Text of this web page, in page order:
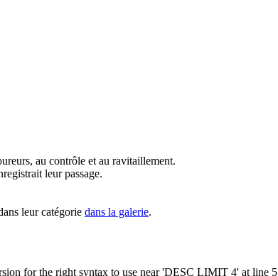
au contrôle et au ravitaillement.
leur passage.
leur catégorie dans la galerie.
for the right syntax to use near 'DESC LIMIT 4' at line 5